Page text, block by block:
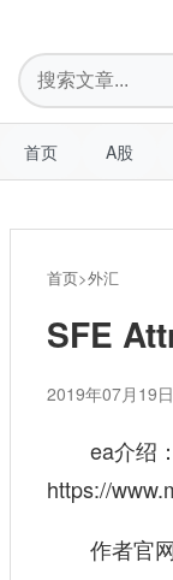
搜
索
首页 A股
首页>外汇
SFE
2019年07月19日
ea介绍：
https://
作者官